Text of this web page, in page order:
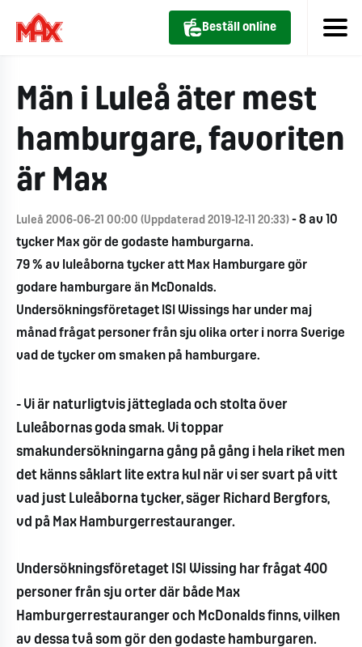
Beställ online
Män i Luleå äter mest
hamburgare, favoriten
är Max
Luleå 2006-06-21 00:00 (Uppdaterad 2019-12-11 20:33) - 8 av 10
tycker Max gör de godaste hamburgarna.
79 % av luleåborna tycker att Max Hamburgare gör
godare hamburgare än McDonalds.
Undersökningsföretaget ISI Wissings har under maj
månad frågat personer från sju olika orter i norra Sverige
vad de tycker om smaken på hamburgare.
- Vi är naturligtvis jätteglada och stolta över
Luleåbornas goda smak. Vi toppar
smakundersökningarna gång på gång i hela riket men
det känns såklart lite extra kul när vi ser svart på vitt
vad just Luleåborna tycker, säger Richard Bergfors,
vd på Max Hamburgerrestauranger.
Undersökningsföretaget ISI Wissing har frågat 400
personer från sju orter där både Max
Hamburgerrestauranger och McDonalds finns, vilken
av dessa två som gör den godaste hamburgaren.